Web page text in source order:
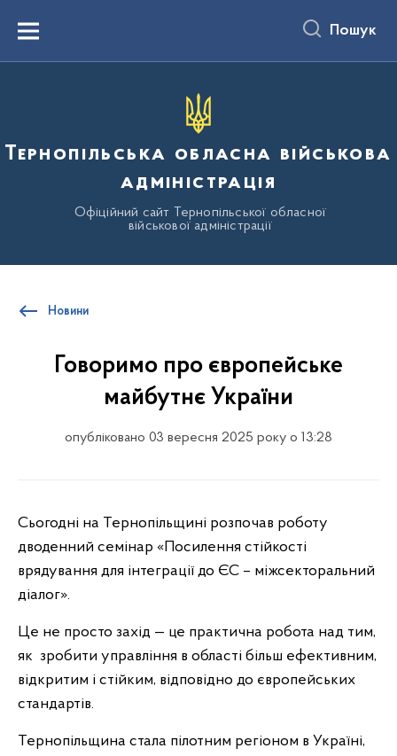
вмістуMenu Пошук
Тернопільська обласна військова
адміністрація
Офіційний сайт Тернопільської обласної
військової адміністрації
Новини
Говоримо про європейське
майбутнє України
опубліковано 03 вересня 2025 року о 13:28
Сьогодні на Тернопільщині розпочав роботу
дводенний семінар «Посилення стійкості
врядування для інтеграції до ЄС – міжсекторальний
діалог».
Це не просто захід — це практична робота над тим,
як зробити управління в області більш ефективним,
відкритим і стійким, відповідно до європейських
стандартів.
Тернопільщина стала пілотним регіоном в Україні,